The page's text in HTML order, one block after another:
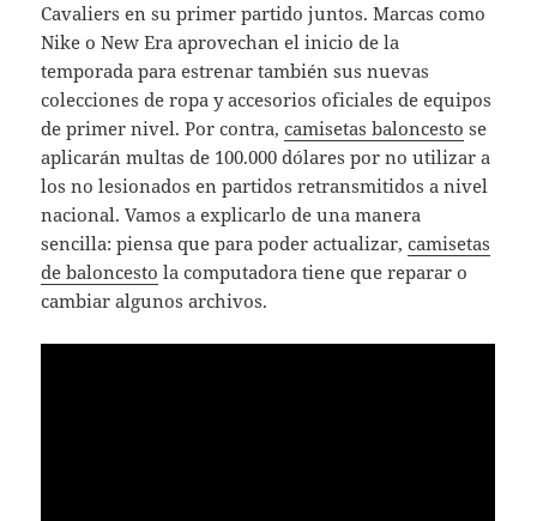
Cavaliers en su primer partido juntos. Marcas como
Nike o New Era aprovechan el inicio de la
temporada para estrenar también sus nuevas
colecciones de ropa y accesorios oficiales de equipos
de primer nivel. Por contra,camisetas baloncesto se
aplicarán multas de 100.000 dólares por no utilizar a
los no lesionados en partidos retransmitidos a nivel
nacional. Vamos a explicarlo de una manera
sencilla: piensa que para poder actualizar,camisetas
de baloncesto la computadora tiene que reparar o
cambiar algunos archivos.